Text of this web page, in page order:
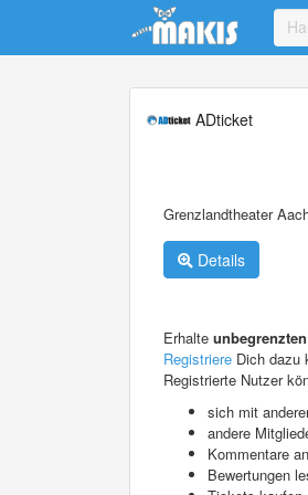
Update cookies preferences
ADticket
Grenzlandtheater
Details
Erhalte unbegrenzten
Registriere Dich dazu
Registrierte Nutzer
sich mit
andere
Kommentare
Bewertungen